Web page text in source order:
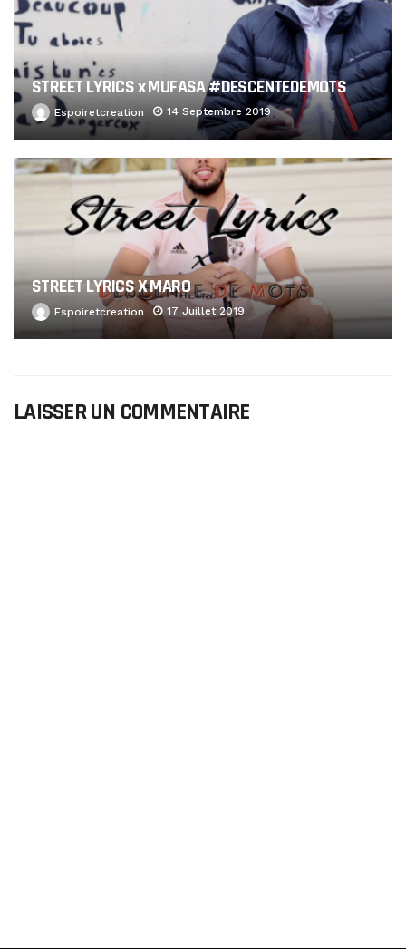
STREET LYRICS x MUFASA #DESCENTEDEMOTS
Espoiretcreation 14 Septembre 2019
STREET LYRICS X MARO
Espoiretcreation 17 Juillet 2019
LAISSER UN COMMENTAIRE